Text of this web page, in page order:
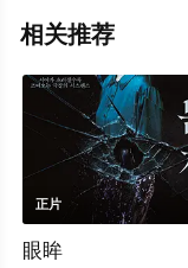
相关推荐
正片
眼眸